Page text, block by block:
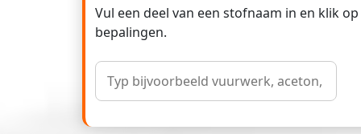
Vul een deel van een stofnaam in en klik
bepalingen.